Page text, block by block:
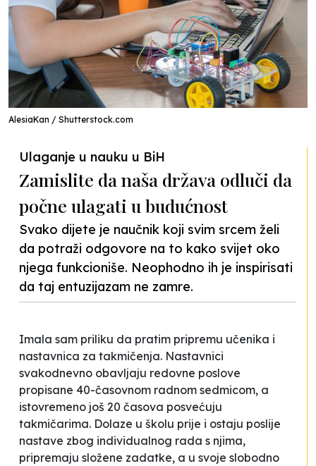
AlesiaKan / Shutterstock.com
Ulaganje u nauku u BiH
Zamislite da naša država odluči da
počne ulagati u budućnost
Svako dijete je naučnik koji svim srcem želi
da potraži odgovore na to kako svijet oko
njega funkcioniše. Neophodno ih je inspirisati
da taj entuzijazam ne zamre.
Imala sam priliku da pratim pripremu učenika i
nastavnica za takmičenja. Nastavnici
svakodnevno obavljaju redovne poslove
propisane 40-časovnom radnom sedmicom, a
istovremeno još 20 časova posvećuju
takmičarima. Dolaze u školu prije i ostaju poslije
nastave zbog individualnog rada s njima,
pripremaju složene zadatke, a u svoje slobodno